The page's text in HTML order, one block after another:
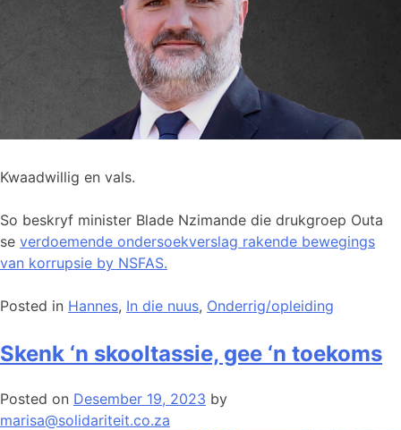
Kwaadwillig en vals.
So beskryf minister Blade Nzimande die drukgroep Outa
se verdoemende ondersoekverslag rakende bewegings
van korrupsie by NSFAS.
Posted in Hannes, In die nuus, Onderrig/opleiding
Skenk ‘n skooltassie, gee ‘n toekoms
Posted on Desember 19, 2023 by
marisa@solidariteit.co.za